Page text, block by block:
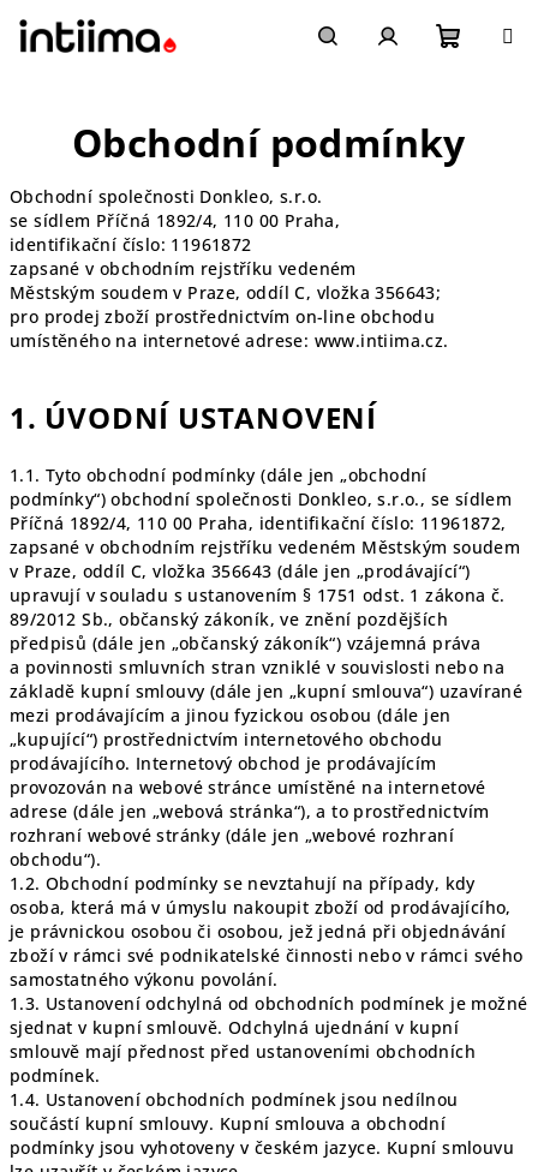
obsah
košík
Obchodní podmínky
Obchodní společnosti Donkleo, s.r.o.
se sídlem Příčná 1892/4, 110 00 Praha,
identifikační číslo: 11961872
zapsané v obchodním rejstříku vedeném
Městským soudem v Praze, oddíl C, vložka 356643;
pro prodej zboží prostřednictvím on-line obchodu
umístěného na internetové adrese: www.intiima.cz.
1. ÚVODNÍ USTANOVENÍ
1.1. Tyto obchodní podmínky (dále jen „obchodní
podmínky“) obchodní společnosti Donkleo, s.r.o., se sídlem
Příčná 1892/4, 110 00 Praha, identifikační číslo: 11961872,
zapsané v obchodním rejstříku vedeném Městským soudem
v Praze, oddíl C, vložka 356643 (dále jen „prodávající“)
upravují v souladu s ustanovením § 1751 odst. 1 zákona č.
89/2012 Sb., občanský zákoník, ve znění pozdějších
předpisů (dále jen „občanský zákoník“) vzájemná práva
a povinnosti smluvních stran vzniklé v souvislosti nebo na
základě kupní smlouvy (dále jen „kupní smlouva“) uzavírané
mezi prodávajícím a jinou fyzickou osobou (dále jen
„kupující“) prostřednictvím internetového obchodu
prodávajícího. Internetový obchod je prodávajícím
provozován na webové stránce umístěné na internetové
adrese (dále jen „webová stránka“), a to prostřednictvím
rozhraní webové stránky (dále jen „webové rozhraní
obchodu“).
1.2. Obchodní podmínky se nevztahují na případy, kdy
osoba, která má v úmyslu nakoupit zboží od prodávajícího,
je právnickou osobou či osobou, jež jedná při objednávání
zboží v rámci své podnikatelské činnosti nebo v rámci svého
samostatného výkonu povolání.
1.3. Ustanovení odchylná od obchodních podmínek je možné
sjednat v kupní smlouvě. Odchylná ujednání v kupní
smlouvě mají přednost před ustanoveními obchodních
podmínek.
1.4. Ustanovení obchodních podmínek jsou nedílnou
součástí kupní smlouvy. Kupní smlouva a obchodní
podmínky jsou vyhotoveny v českém jazyce. Kupní smlouvu